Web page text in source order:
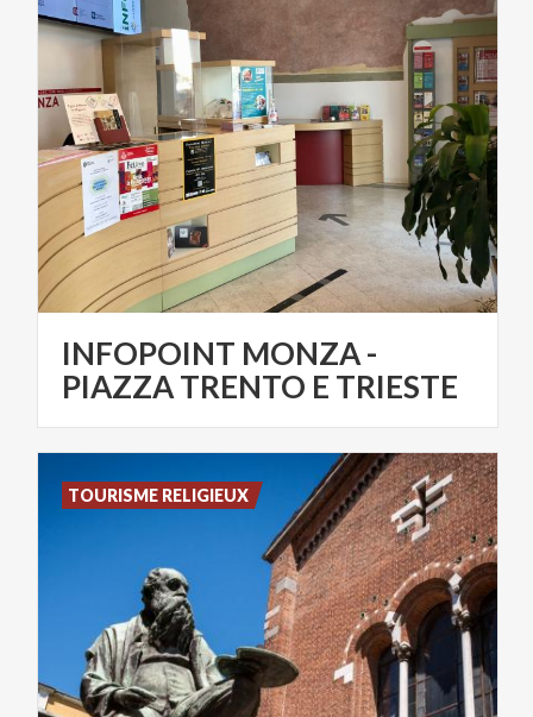
INFOPOINT MONZA -
PIAZZA TRENTO E TRIESTE
TOURISME RELIGIEUX